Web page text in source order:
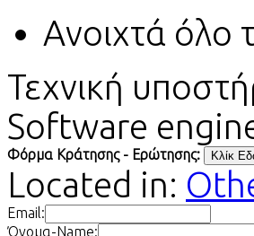
Ανοιχτά όλο
Τεχνική
Software
Φόρμα Κράτησης - Ερώτησης:
Located in:
Email:
Όνομα-Name: